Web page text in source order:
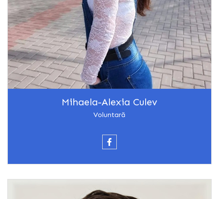
Mihaela-Alexia Culev
Voluntară